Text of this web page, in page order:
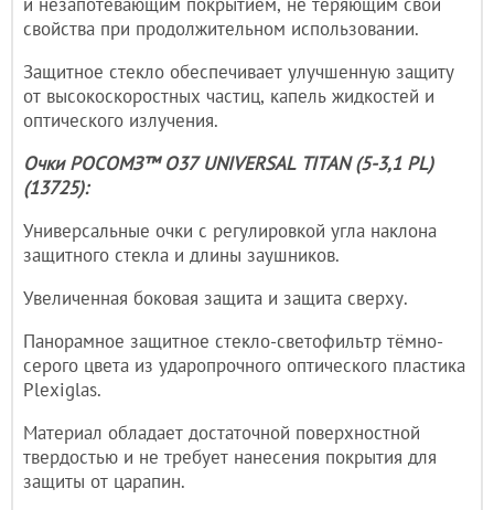
свойства при продолжительном использовании.
Защитное стекло обеспечивает улучшенную защиту
от высокоскоростных частиц, капель жидкостей и
оптического излучения.
Очки РОСОМЗ™ О37 UNIVERSAL TITAN (5-3,1 PL)
(13725):
Универсальные очки с регулировкой угла наклона
защитного стекла и длины заушников.
Увеличенная боковая защита и защита сверху.
Панорамное защитное стекло-светофильтр тёмно-
серого цвета из ударопрочного оптического пластика
Plexiglas.
Материал обладает достаточной поверхностной
твердостью и не требует нанесения покрытия для
защиты от царапин.